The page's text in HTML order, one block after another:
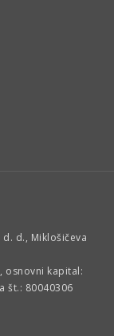
d., Miklošičeva
osnovni kapital:
št.: 80040306